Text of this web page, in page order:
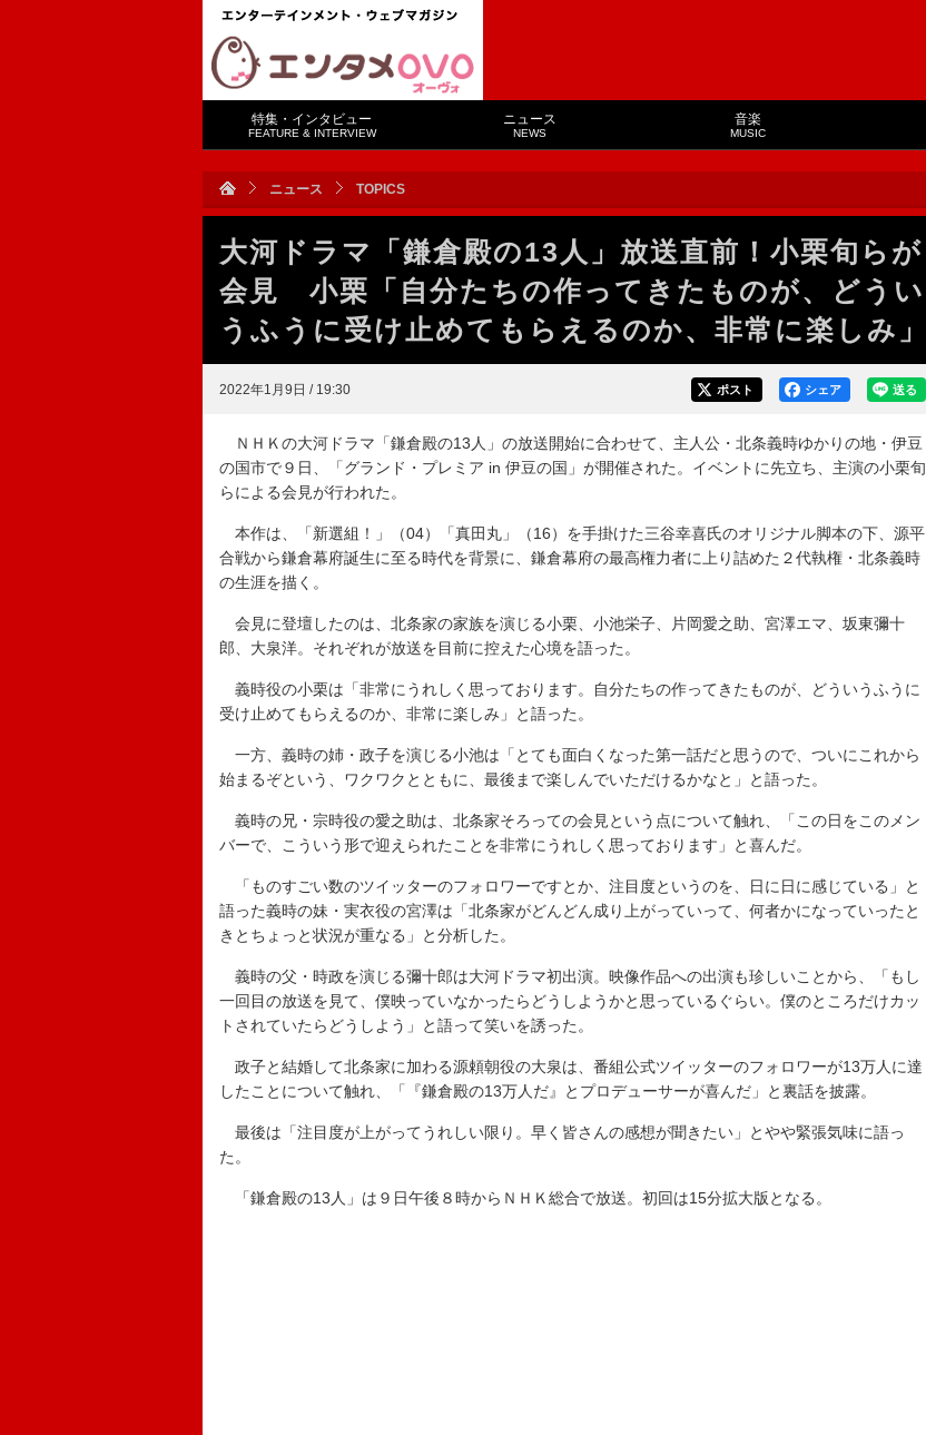
特集・インタビュー
FEATURE & INTERVIEW
ニュース
NEWS
音楽
MUSIC
ニュース TOPICS
大河ドラマ「鎌倉殿の13人」放送直前！小栗旬らが
会見 小栗「自分たちの作ってきたものが、どうい
うふうに受け止めてもらえるのか、非常に楽しみ」
2022年1月9日 / 19:30 送る
シェア
ポスト
ＮＨＫの大河ドラマ「鎌倉殿の13人」の放送開始に合わせて、主人公・北条義時ゆかりの地・伊豆
の国市で９日、「グランド・プレミア in 伊豆の国」が開催された。イベントに先立ち、主演の小栗旬
らによる会見が行われた。
本作は、「新選組！」（04）「真田丸」（16）を手掛けた三谷幸喜氏のオリジナル脚本の下、源平
合戦から鎌倉幕府誕生に至る時代を背景に、鎌倉幕府の最高権力者に上り詰めた２代執権・北条義時
の生涯を描く。
会見に登壇したのは、北条家の家族を演じる小栗、小池栄子、片岡愛之助、宮澤エマ、坂東彌十
郎、大泉洋。それぞれが放送を目前に控えた心境を語った。
義時役の小栗は「非常にうれしく思っております。自分たちの作ってきたものが、どういうふうに
受け止めてもらえるのか、非常に楽しみ」と語った。
一方、義時の姉・政子を演じる小池は「とても面白くなった第一話だと思うので、ついにこれから
始まるぞという、ワクワクとともに、最後まで楽しんでいただけるかなと」と語った。
義時の兄・宗時役の愛之助は、北条家そろっての会見という点について触れ、「この日をこのメン
バーで、こういう形で迎えられたことを非常にうれしく思っております」と喜んだ。
「ものすごい数のツイッターのフォロワーですとか、注目度というのを、日に日に感じている」と
語った義時の妹・実衣役の宮澤は「北条家がどんどん成り上がっていって、何者かになっていったと
きとちょっと状況が重なる」と分析した。
義時の父・時政を演じる彌十郎は大河ドラマ初出演。映像作品への出演も珍しいことから、「もし
一回目の放送を見て、僕映っていなかったらどうしようかと思っているぐらい。僕のところだけカッ
トされていたらどうしよう」と語って笑いを誘った。
政子と結婚して北条家に加わる源頼朝役の大泉は、番組公式ツイッターのフォロワーが13万人に達
したことについて触れ、「『鎌倉殿の13万人だ』とプロデューサーが喜んだ」と裏話を披露。
最後は「注目度が上がってうれしい限り。早く皆さんの感想が聞きたい」とやや緊張気味に語っ
た。
「鎌倉殿の13人」は９日午後８時からＮＨＫ総合で放送。初回は15分拡大版となる。